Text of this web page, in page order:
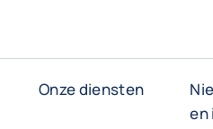
Onze diensten
en